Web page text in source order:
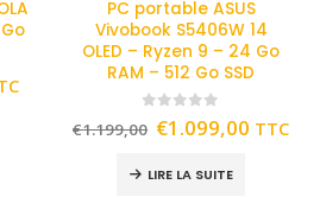
PC portable ASUS
Vivobook S5406W 14
OLED – Ryzen 9 – 24 Go
RAM – 512 Go SSD
out of 5
€1.199,00 €1.099,00 TTC
LIRE LA SUITE